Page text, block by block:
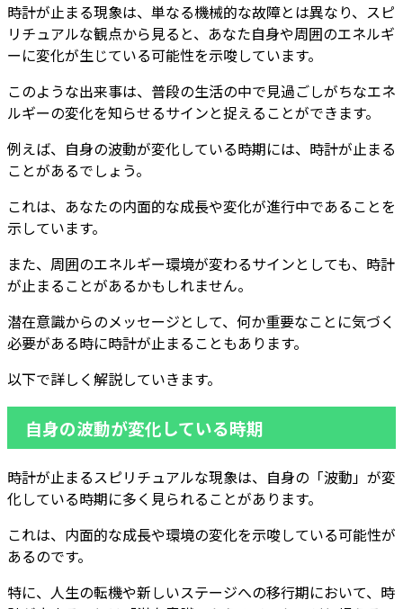
時計が止まる現象は、単なる機械的な故障とは異なり、スピ
リチュアルな観点から見ると、あなた自身や周囲のエネルギ
ーに変化が生じている可能性を示唆しています。
このような出来事は、普段の生活の中で見過ごしがちなエネ
ルギーの変化を知らせるサインと捉えることができます。
例えば、自身の波動が変化している時期には、時計が止まる
ことがあるでしょう。
これは、あなたの内面的な成長や変化が進行中であることを
示しています。
また、周囲のエネルギー環境が変わるサインとしても、時計
が止まることがあるかもしれません。
潜在意識からのメッセージとして、何か重要なことに気づく
必要がある時に時計が止まることもあります。
以下で詳しく解説していきます。
自身の波動が変化している時期
時計が止まるスピリチュアルな現象は、自身の「波動」が変
化している時期に多く見られることがあります。
これは、内面的な成長や環境の変化を示唆している可能性が
あるのです。
特に、人生の転機や新しいステージへの移行期において、時